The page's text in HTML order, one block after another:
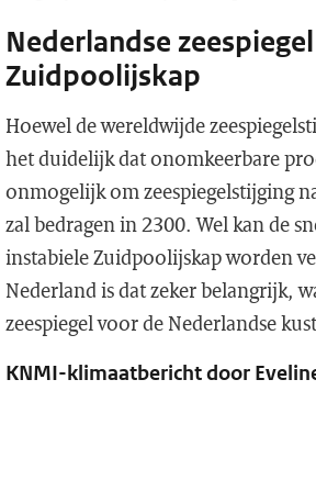
Nederlandse
Zuidpoolijskap
Hoewel de wereldwijde
het duidelijk dat onomkeerbare
onmogelijk om zeespiegelstijging
zal bedragen in 2300. Wel kan de
instabiele Zuidpoolijskap worden
Nederland is dat zeker belangrijk,
zeespiegel voor de Nederlandse
KNMI-klimaatbericht door